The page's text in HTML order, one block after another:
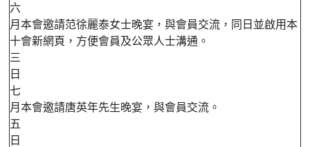
六
月
十
三
日
本會邀請范徐麗泰女士晚宴，與會員交流，同日並啟用本
會新網頁，方便會員及公眾人士溝通。
七
月
五
日
本會邀請唐英年先生晚宴，與會員交流。